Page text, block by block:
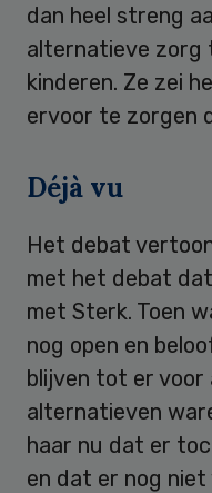
dan heel streng
alternatieve zorg
kinderen. Ze zei
ervoor te zorgen
Déjà vu
Het debat
met het debat
met Sterk. Toen
nog open en
blijven tot er voor
alternatieven
haar nu dat er
en dat er nog niet